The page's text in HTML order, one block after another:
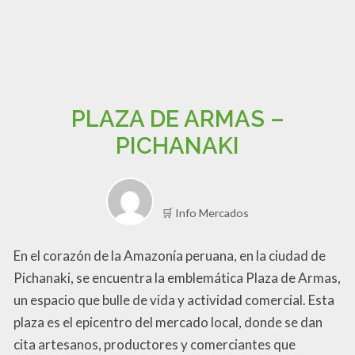
PLAZA DE ARMAS –
PICHANAKI
🛒 Info Mercados
En el corazón de la Amazonía peruana, en la ciudad de
Pichanaki, se encuentra la emblemática Plaza de Armas,
un espacio que bulle de vida y actividad comercial. Esta
plaza es el epicentro del mercado local, donde se dan
cita artesanos, productores y comerciantes que